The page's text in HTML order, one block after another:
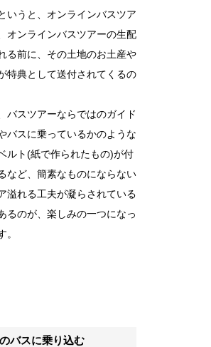
いうと、オンラインバスツア
オンラインバスツアーの生配
る前に、その土地のお土産や
特典として送付されてくるの
バスツアーならではのガイド
バスに乗っているかのような
ルト(紙で作られたもの)が付
など、簡素なものにならない
溢れる工夫が凝らされている
るのが、楽しみの一つになっ
。
バスに乗り込む